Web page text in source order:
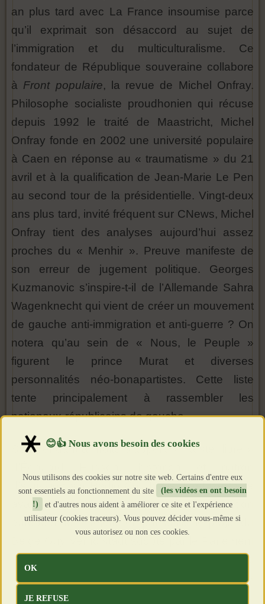
an plus tard avec La France insoumise parce
qu’il exprimait son désaccord au sujet de
l’immigration et du multiculturalisme. Ce
fondateur de République souveraine collabore
à Front populaire, la revue de Michel Onfray.
Philosophe socialiste proudhonien qui récuse
depuis 1992 le traité de Maastricht, Michel
Onfray fonde en 2002 une université populaire
à Caen en réponse au « traumatisme » du 21
avril et à la qualification de Jean-Marie Le Pen
au second tour de la présidentielle. Vingt-deux
ans plus tard, invité fréquent sur CNews, Michel
Onfray tient des analyses aujourd’hui assez
proches du « Menhir ». Preuve manifeste de
son erreur de jugement politique. Georges
Kuzmanovic s’inspire-t-il de l’Allemande Sahra
Wagenknecht qui vient de créer un mouvement
de gauche anti-immigration et anti-guerre ? On
notera qu’au sein de « Nous, le Peuple »
figurent le prince Murat et diverses
personnalités néo-bonapartistes. Cette liste
tente principalement à rassembler les
nationaux-républicains de gauche.
Son pendant à droite s’appelle « Rester libre »
d’émission sur Radio Courtoisie. Il refuse toute
avancée fédéraliste de la construction
européenne. Il rejette en particulier le projet du
dit européen sortant, qui donnerait à l’Union le
statut d’État fédéral croupion des États-Unis
d’Amérique et du sinistre Bloc occidental
Nous utilisons des cookies sur notre site web. Certains d'entre eux
sont essentiels au fonctionnement du site
(les vidéos en ont besoin
!)
et d'autres nous aident à améliorer ce site et l'expérience
utilisateur (cookies traceurs). Vous pouvez décider vous-même si
vous autorisez ou non ces cookies.
OK
JE REFUSE